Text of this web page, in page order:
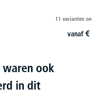
11 varianten om
vanaf €
ook
in dit